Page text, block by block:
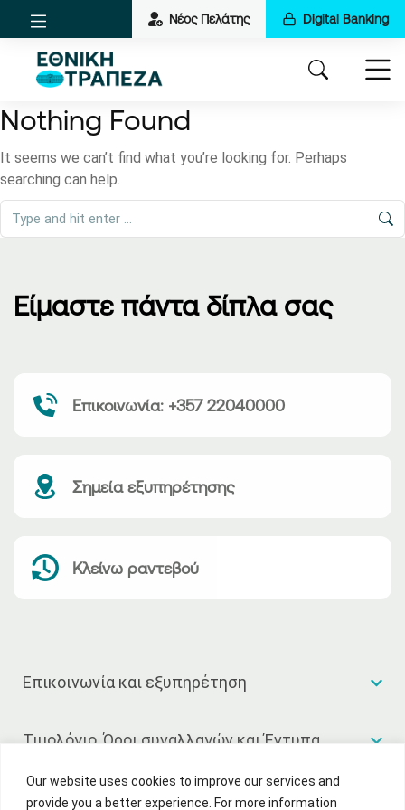
Our website uses cookies to improve our services and
provide you a better experience. For more information
Νέος Πελάτης Digital Banking
Nothing Found
It seems we can’t find what you’re looking for. Perhaps
searching can help.
Είμαστε πάντα δίπλα σας
Επικοινωνία: +357 22040000
Σημεία εξυπηρέτησης
Κλείνω ραντεβού
Επικοινωνία και εξυπηρέτηση
Τιμολόγιο, Όροι συναλλαγών και Έντυπα
Χρήσιμοι σύνδεσμοι